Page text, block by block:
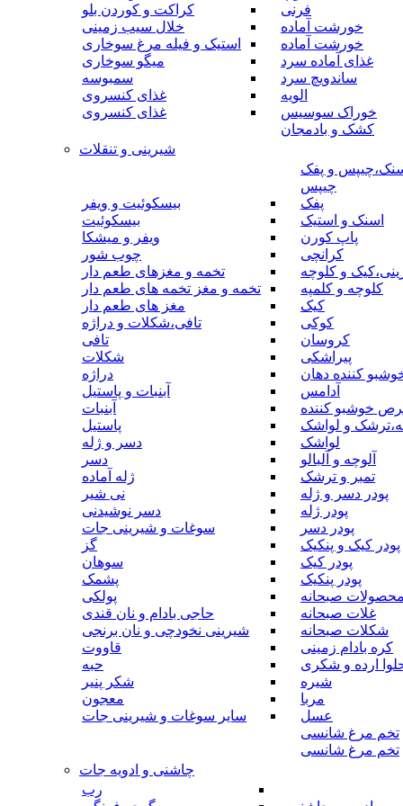
فرنی
خورشت آماده
خورشت آماده
غذای آماده سرد
ساندویچ سرد
الویه
خوراک سوسیس
کشک و بادمجان
کراکت و کوردن بلو
خلال سیب زمینی
استیک و فیله مرغ سوخاری
میگو سوخاری
سمبوسه
غذای کنسروی
غذای کنسروی
شیرینی و تنقلات
و پفک
چیپس
پفک
اسنک و استیک
پاپ کورن
کرانچی
و کلوچه
کلوچه و کلمپه
کیک
کوکی
کروسان
پیراشکی
کننده دهان
آدامس
خوشبو کننده
و لواشک
لواشک
آلوچه و آلبالو
تمبر و ترشک
پودر دسر و ژله
پودر ژله
پودر دسر
پودر کیک و پنکیک
پودر کیک
پودر پنکیک
محصولات صبحانه
غلات صبحانه
شکلات صبحانه
کره بادام زمینی
ارده و شکری
شیره
مربا
عسل
تخم مرغ شانسی
تخم مرغ شانسی
بیسکوئیت و ویفر
بیسکوئیت
ویفر و میشکا
چوب شور
تخمه و مغزهای طعم دار
تخمه و مغز تخمه های طعم دار
مغز های طعم دار
تافی،شکلات و دراژه
تافی
شکلات
دراژه
آبنبات و پاستیل
آبنبات
پاستیل
دسر و ژله
دسر
ژله آماده
نی شیر
دسر نوشیدنی
سوغات و شیرینی جات
گز
سوهان
پشمک
پولکی
حاجی بادام و نان قندی
شیرینی نخودچی و نان برنجی
قاووت
حبه
شکر پنیر
معجون
سایر سوغات و شیرینی جات
چاشنی و ادویه جات
رب